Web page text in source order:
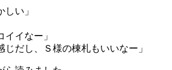
しい」
イイなー」
じだし、Ｓ様の棟札もいいなー」